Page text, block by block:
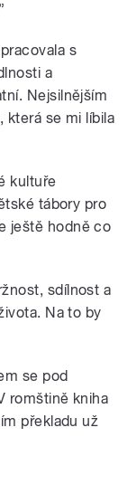
s
a
Nejsilnějším
která se mi líbila
kultuře
tábory pro
ještě hodně co
sdílnost a
Na to by
se pod
romštině kniha
překladu už